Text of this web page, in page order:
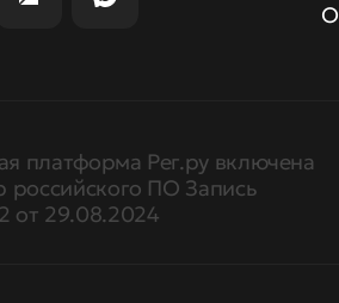
платформа Рег.ру включена
российского ПО Запись
от 29.08.2024